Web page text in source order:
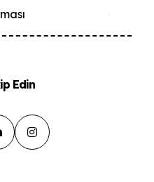
Edin